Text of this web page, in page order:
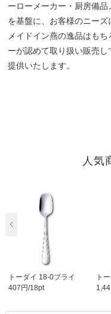
ーローメーカー・厨房備
を基盤に、お客様のニーズ
メイドイン燕の逸品はも
ーが認めて取り扱い販売
提供いたします。
人気
トーダイ 18-0ブライ
ト カレーチャーハ..
407円/18pt
ト
レ